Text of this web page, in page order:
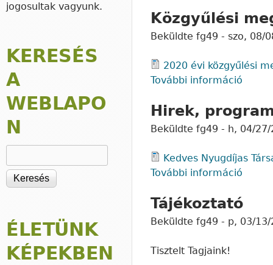
Közgyűlési
Beküldte fg49 - szo, 08/
2020 évi közgyűlési
További információ
Hirek,
Beküldte fg49 - h, 04/
Kedves Nyugdíjas
További információ
Tájékoztató
Beküldte fg49 - p, 03/
Tisztelt Tagjaink!
jogosultak vagyunk.
KERESÉS
A
WEBLAPO
N
ÉLETÜNK
KÉPEKBEN